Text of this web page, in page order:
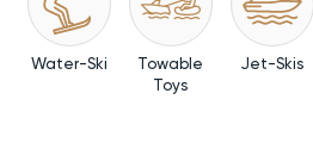
Water-Ski
Towable
Toys
Jet-Skis